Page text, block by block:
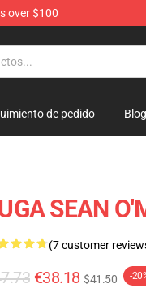
over $100
de pedido Blog
SEAN
(7 customer
€38.18 $41.50 -